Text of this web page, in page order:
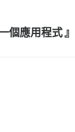
個應用程式 』